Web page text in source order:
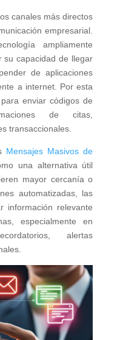
canales más directos
empresarial.
ampliamente
su capacidad de llegar
de aplicaciones
a internet. Por esta
enviar códigos de
de citas,
transaccionales.
Mensajes Masivos de
una alternativa útil
mayor cercanía o
automatizadas, las
información relevante
especialmente en
alertas